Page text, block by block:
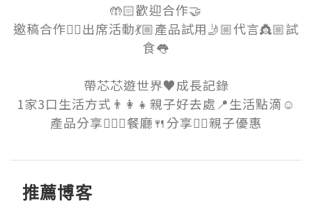
🤲🏻歡迎合作🤝
邀稿合作✍🏻出席活動💃🏼產品試用🤳🏼代言👸🏼試
食👅
帶芯芯遊世界♥️成長記錄
1家3口生活方式👨‍👩‍👧親子好去處📍生活點滴☺️
產品分享💁🏼‍♀️餐廳🍴分享👍🏻親子優惠
推薦博客